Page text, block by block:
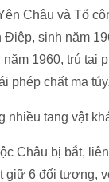
Châu và Tổ
sinh năm
1960, trú tại
phép chất ma túy.
nhiều tang vật
Châu bị bắt,
6 đối tượng,